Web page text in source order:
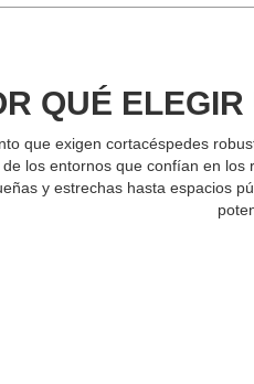
QUÉ
que exigen cortacéspedes
los entornos que confían en
y estrechas hasta espacios